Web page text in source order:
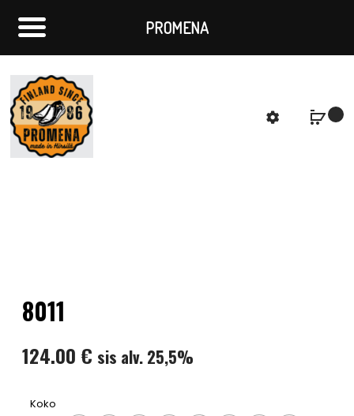
8011
124.00 € sis alv. 25,5%
Koko
PROMENA